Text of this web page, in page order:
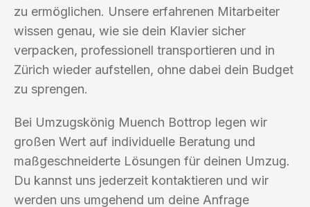
zu ermöglichen. Unsere erfahrenen Mitarbeiter
wissen genau, wie sie dein Klavier sicher
verpacken, professionell transportieren und in
Zürich wieder aufstellen, ohne dabei dein Budget
zu sprengen.
Bei Umzugskönig Muench Bottrop legen wir
großen Wert auf individuelle Beratung und
maßgeschneiderte Lösungen für deinen Umzug.
Du kannst uns jederzeit kontaktieren und wir
werden uns umgehend um deine Anfrage